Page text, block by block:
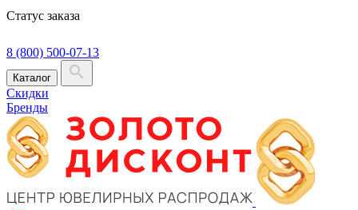
Статус заказа
8 (800) 500-07-13
Каталог
Скидки
Бренды